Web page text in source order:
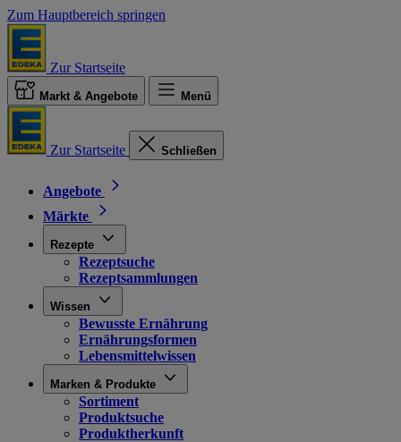
Zum Hauptbereich springen
Zur Startseite
Markt & Angebote Menü
Zur Startseite Schließen
Angebote
Märkte
Rezepte
Rezeptsuche
Rezeptsammlungen
Wissen
Bewusste Ernährung
Ernährungsformen
Lebensmittelwissen
Marken & Produkte
Sortiment
Produktsuche
Produktherkunft